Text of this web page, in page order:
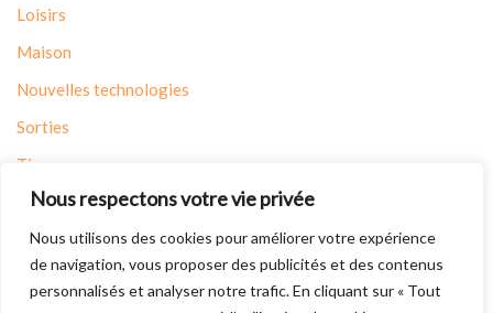
Nous respectons votre vie privée
Nous utilisons des cookies pour améliorer votre expérience
de navigation, vous proposer des publicités et des contenus
personnalisés et analyser notre trafic. En cliquant sur « Tout
Loisirs
Maison
Nouvelles technologies
Sorties
Tips
Travaux
Voyages